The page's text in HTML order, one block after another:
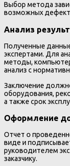
Выбор метода
возможных
Анализ
Полученные
экспертами. Для
методы,
анализ с
Заключение
оборудования,
а также срок
Оформление
Отчет о
виде и
руководителем
заказчику.